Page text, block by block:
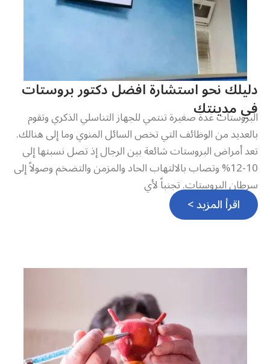
دليلك نحو استشارة افضل دكتور بروستات
في مدينتك
البروستات غدة صغيرة تنتمي للجهاز التناسلي الذكري وتقوم
بالعديد من الوظائف التي تخص السائل المنوي وما إلى هنالك.
تعد أمراض البروستات شائعة بين الرجال إذ تصل نسبتها إلى
10-12% وتصاب بالالتهاب الحاد والمزمن والتضخم وصولاً إلى
سرطان البروستات. تجنباً لأي
اقرأ المزيد >